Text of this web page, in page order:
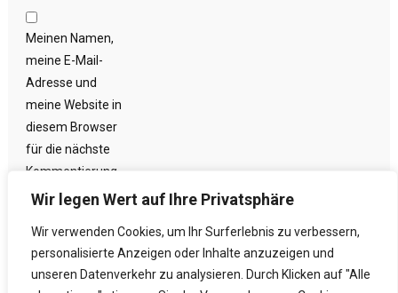
Wir legen Wert auf Ihre Privatsphäre
Wir verwenden Cookies, um Ihr Surferlebnis zu verbessern,
personalisierte Anzeigen oder Inhalte anzuzeigen und
unseren Datenverkehr zu analysieren. Durch Klicken auf "Alle
Meinen Namen,
meine E-Mail-
Adresse und
meine Website in
diesem Browser
für die nächste
Kommentierung
speichern.